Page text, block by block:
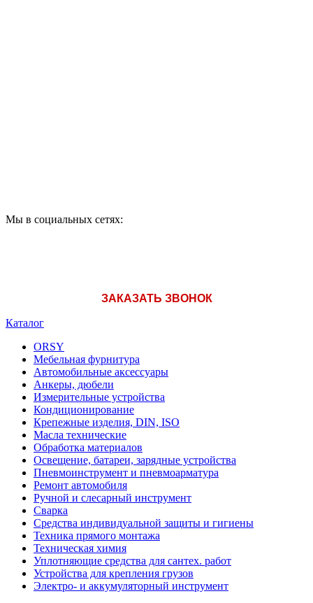
Мы в социальных сетях:
ЗАКАЗАТЬ ЗВОНОК
Каталог
ORSY
Мебельная фурнитура
Автомобильные аксессуары
Анкеры, дюбели
Измерительные устройства
Кондиционирование
Крепежные изделия, DIN, ISO
Масла технические
Обработка материалов
Освещение, батареи, зарядные устройства
Пневмоинструмент и пневмоарматура
Ремонт автомобиля
Ручной и слесарный инструмент
Сварка
Средства индивидуальной защиты и гигиены
Техника прямого монтажа
Техническая химия
Уплотняющие средства для сантех. работ
Устройства для крепления грузов
Электро- и аккумуляторный инструмент